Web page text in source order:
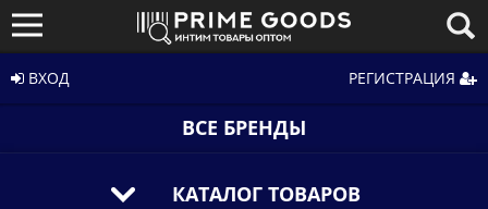
ВХОД РЕГИСТРАЦИЯ
ВСЕ БРЕНДЫ
КАТАЛОГ ТОВАРОВ